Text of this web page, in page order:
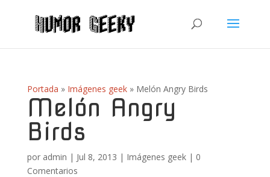
Portada » Imágenes geek» Melón Angry Birds
Melón Angry
Birds
por admin | Jul 8, 2013 | Imágenes geek| 0
Comentarios